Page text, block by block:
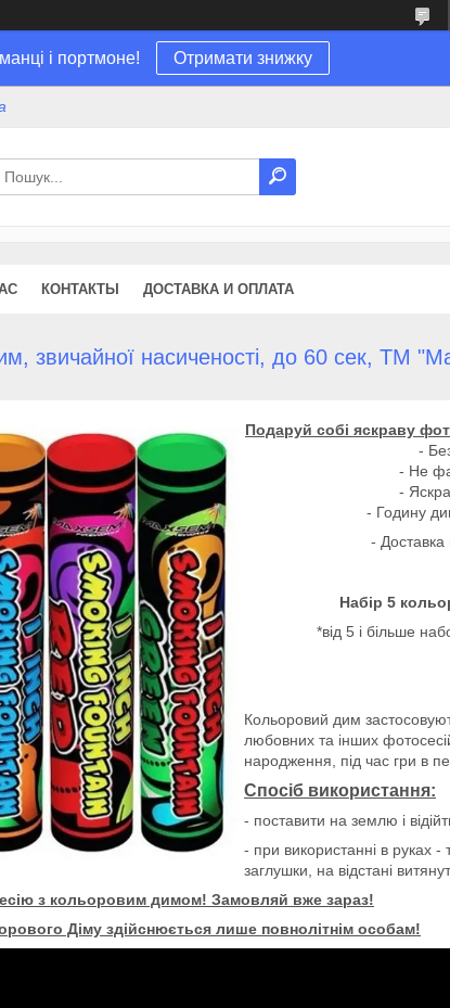
і портмоне! Отримати знижку
КОНТАКТЫ ДОСТАВКА И ОПЛАТА
звичайної насиченості, до 60 сек, ТМ
Подаруй собі яскраву
-
- Не
-
- Годину
- Доставка
Набір 5
*від 5 і більше
Кольоровий дим
любовних та інших
народження, під час гри в
Спосіб використання:
- поставити на землю і
- при використанні в руках -
заглушки, на відстані
з кольоровим димом! Замовляй вже зараз!
Діму здійснюється лише повнолітнім особам!